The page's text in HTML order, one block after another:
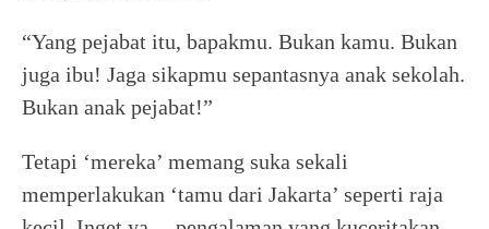
“Yang pejabat itu, bapakmu. Bukan kamu. Bukan
juga ibu! Jaga sikapmu sepantasnya anak sekolah.
Bukan anak pejabat!”
Tetapi ‘mereka’ memang suka sekali
memperlakukan ‘tamu dari Jakarta’ seperti raja